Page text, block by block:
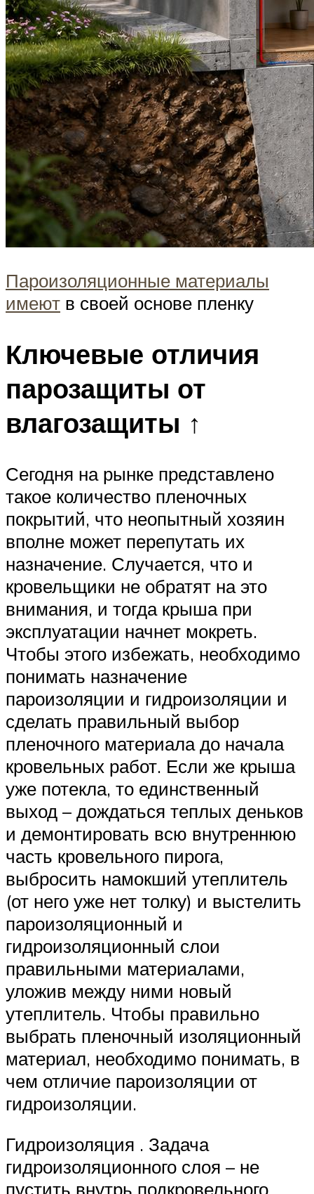
Пароизоляционные материалы
имеют в своей основе пленку
Ключевые отличия
парозащиты от
влагозащиты ↑
Сегодня на рынке представлено
такое количество пленочных
покрытий, что неопытный хозяин
вполне может перепутать их
назначение. Случается, что и
кровельщики не обратят на это
внимания, и тогда крыша при
эксплуатации начнет мокреть.
Чтобы этого избежать, необходимо
понимать назначение
пароизоляции и гидроизоляции и
сделать правильный выбор
пленочного материала до начала
кровельных работ. Если же крыша
уже потекла, то единственный
выход – дождаться теплых деньков
и демонтировать всю внутреннюю
часть кровельного пирога,
выбросить намокший утеплитель
(от него уже нет толку) и выстелить
пароизоляционный и
гидроизоляционный слои
правильными материалами,
уложив между ними новый
утеплитель. Чтобы правильно
выбрать пленочный изоляционный
материал, необходимо понимать, в
чем отличие пароизоляции от
гидроизоляции.
Гидроизоляция . Задача
гидроизоляционного слоя – не
пустить внутрь подкровельного